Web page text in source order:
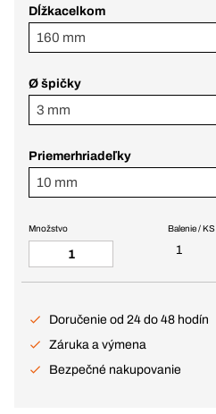
Dĺžkacelkom
160 mm
Ø špičky
3 mm
Priemerhriadeľky
10 mm
Balenie / KS
1
Množstvo
Doručenie od 24 do 48 hodín
Záruka a výmena
Bezpečné nakupovanie